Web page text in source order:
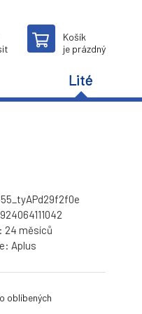
Košík
je prázdný
Lité
24 měsíců
Aplus
oblíbených